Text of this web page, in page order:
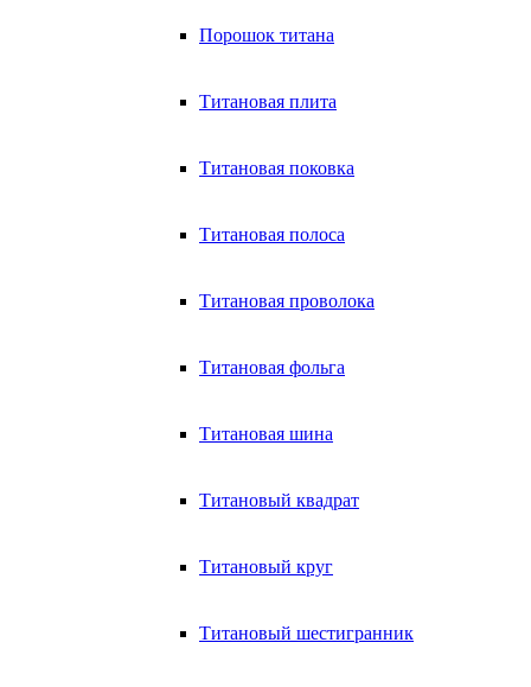
Порошок титана
Титановая плита
Титановая поковка
Титановая полоса
Титановая проволока
Титановая фольга
Титановая шина
Титановый квадрат
Титановый круг
Титановый шестигранник